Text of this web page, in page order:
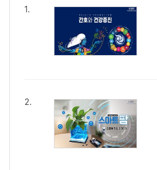
1.
2.